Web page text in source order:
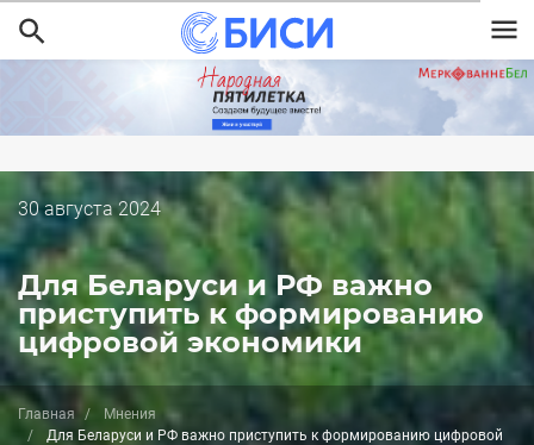
Перейти
к
основному
содержанию
Дата
публикации
30 августа 2024
Для Беларуси и РФ важно
приступить к формированию
цифровой экономики
Главная
Мнения
Для Беларуси и РФ важно приступить к формированию цифровой